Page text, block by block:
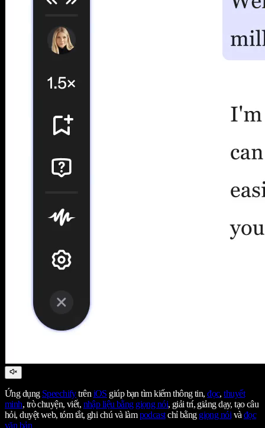
Ứng dụng SpeechifytrêniOS giúp bạn tìm kiếm thông tin,đọc,thuyết
minh, trò chuyện, viết, nhập liệu bằng giọng nói, giải trí, giảng dạy, tạo câu
hỏi, duyệt web, tóm tắt, ghi chú và làmpodcastchỉ bằng giọng nóivàđọc
văn bản